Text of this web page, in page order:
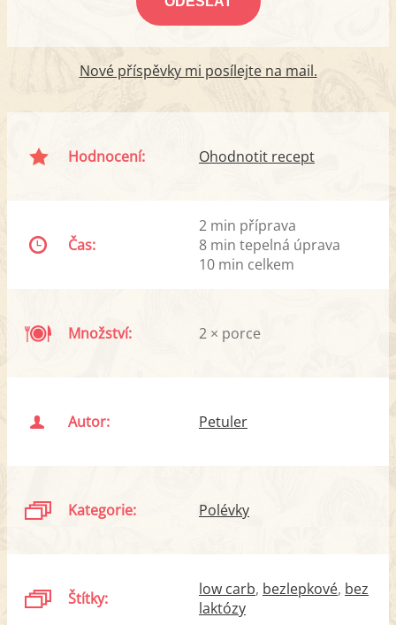
Nové příspěvky mi posílejte na mail.
Hodnocení: Ohodnotit recept
Čas:
2 min příprava
8 min tepelná úprava
10 min celkem
Množství: 2 × porce
Autor: Petuler
Kategorie: Polévky
Štítky: low carb bezlepkové bez
laktózy